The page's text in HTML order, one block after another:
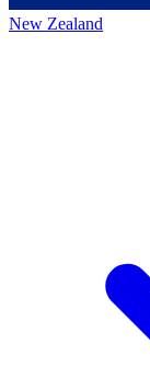
New Zealand